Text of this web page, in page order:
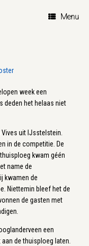
Menu
week een
deden het helaas niet
uit IJsstelstein.
in de competitie. De
kwam géén
name de
kwamen de
Niettemin bleef het de
de gasten met
een
de thuisploeg laten.